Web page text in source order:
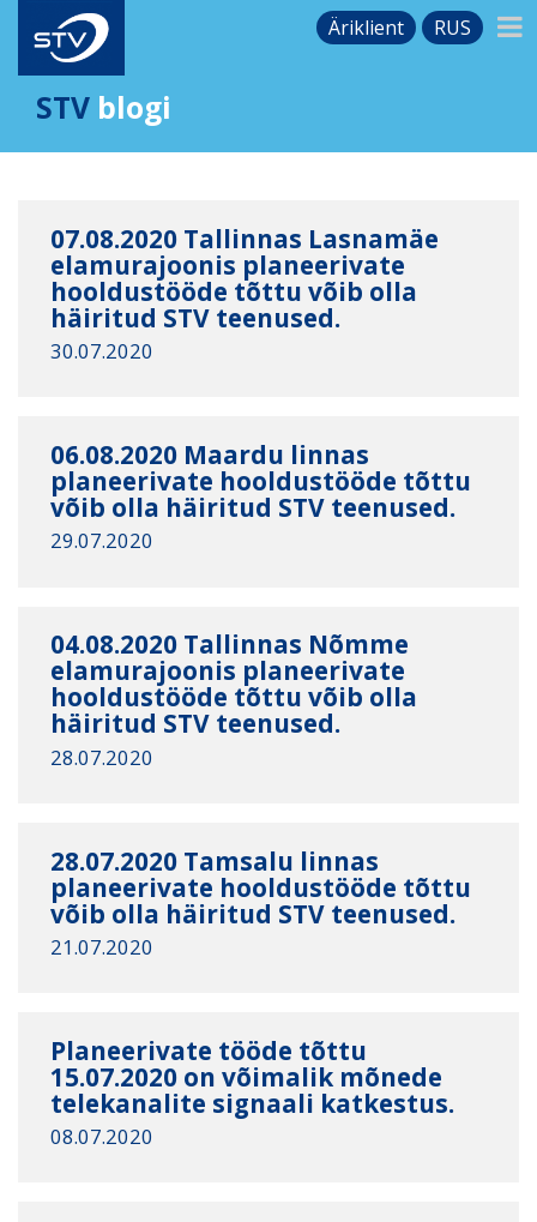
Äriklient RUS
STV blogi
07.08.2020 Tallinnas Lasnamäe
elamurajoonis planeerivate
hooldustööde tõttu võib olla
häiritud STV teenused.
30.07.2020
06.08.2020 Maardu linnas
planeerivate hooldustööde tõttu
võib olla häiritud STV teenused.
29.07.2020
04.08.2020 Tallinnas Nõmme
elamurajoonis planeerivate
hooldustööde tõttu võib olla
häiritud STV teenused.
28.07.2020
28.07.2020 Tamsalu linnas
planeerivate hooldustööde tõttu
võib olla häiritud STV teenused.
21.07.2020
Planeerivate tööde tõttu
15.07.2020 on võimalik mõnede
telekanalite signaali katkestus.
08.07.2020